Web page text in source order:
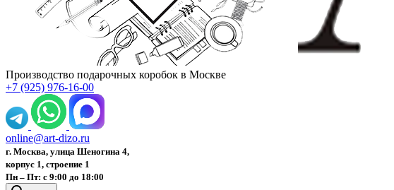
Производство подарочных коробок в Москве
+7 (925) 976-16-00
online@art-dizo.ru
г. Москва, улица Шеногина 4,
корпус 1, строение 1
Пн – Пт: с 9:00 до 18:00